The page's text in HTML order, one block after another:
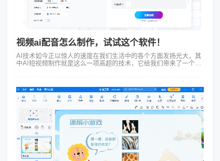
视频ai配音怎么制作，试试这个软件！
AI技术如今正以惊人的速度在我们生活中的各个方面发扬光大，其
中AI短视频制作就是这么一项高超的技术，它给我们带来了一个不